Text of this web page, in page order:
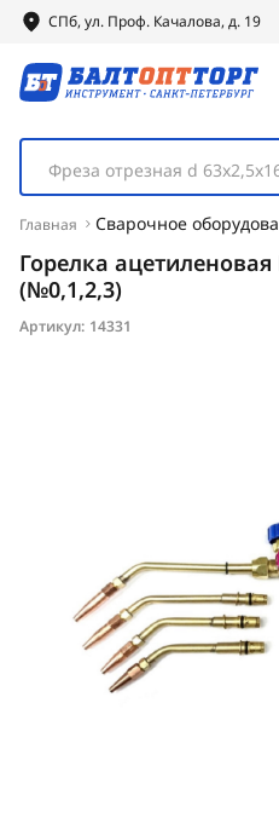
СПб, ул. Проф. Качалова, д. 19
Фреза отрезная d
Главная Сварочное
Горелка
(№0,1,2,3)
Артикул: 14331